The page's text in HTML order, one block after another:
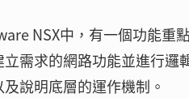
NSX中，有一個功能重
立需求的網路功能並進行邏
說明底層的運作機制。